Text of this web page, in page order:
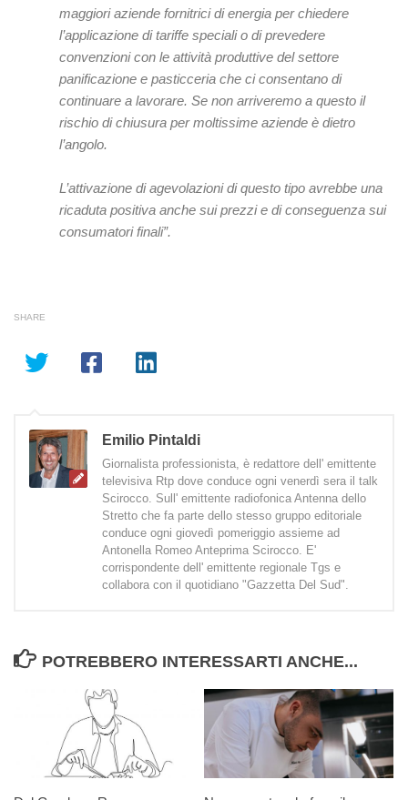
maggiori aziende fornitrici di energia per chiedere
l’applicazione di tariffe speciali o di prevedere
convenzioni con le attività produttive del settore
panificazione e pasticceria che ci consentano di
continuare a lavorare. Se non arriveremo a questo il
rischio di chiusura per moltissime aziende è dietro
l’angolo.
L’attivazione di agevolazioni di questo tipo avrebbe una
ricaduta positiva anche sui prezzi e di conseguenza sui
consumatori finali”.
SHARE
Emilio Pintaldi
Giornalista professionista, è redattore dell' emittente
televisiva Rtp dove conduce ogni venerdì sera il talk
Scirocco. Sull' emittente radiofonica Antenna dello
Stretto che fa parte dello stesso gruppo editoriale
conduce ogni giovedì pomeriggio assieme ad
Antonella Romeo Anteprima Scirocco. E'
corrispondente dell' emittente regionale Tgs e
collabora con il quotidiano "Gazzetta Del Sud".
POTREBBERO INTERESSARTI ANCHE...